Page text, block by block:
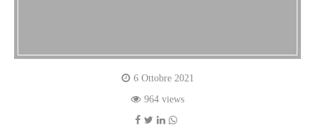
6 Ottobre 2021
964 views